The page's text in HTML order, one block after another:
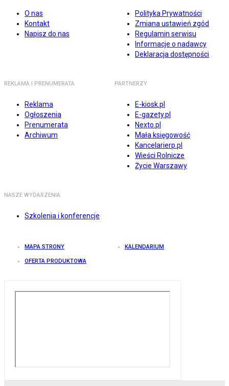
O nas
Kontakt
Napisz do nas
Polityka Prywatności
Zmiana ustawień zgód
Regulamin serwisu
Informacje o nadawcy
Deklaracja dostępności
REKLAMA I PRENUMERATA
Reklama
Ogłoszenia
Prenumerata
Archiwum
PARTNERZY
E-kiosk.pl
E-gazety.pl
Nexto.pl
Mała księgowość
Kancelarierp.pl
Wieści Rolnicze
Życie Warszawy
NASZE WYDARZENIA
Szkolenia i konferencje
MAPA STRONY KALENDARIUM
OFERTA PRODUKTOWA